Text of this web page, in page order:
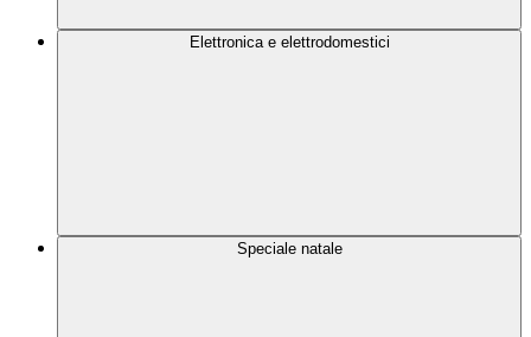
Elettronica e elettrodomestici
Speciale natale